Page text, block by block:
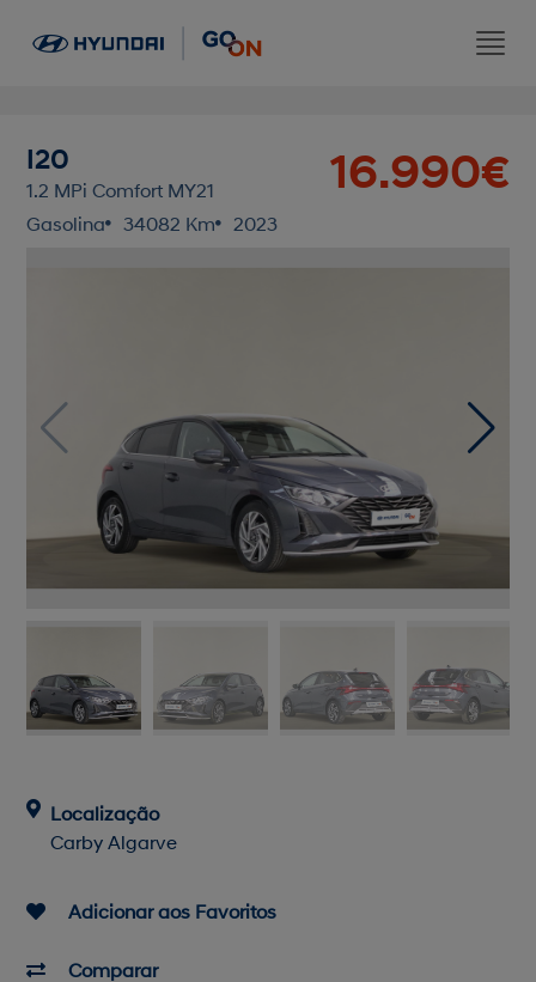
I20
1.2 MPi Comfort MY21 16.990€
Gasolina 34082 Km 2023
Localização
Carby Algarve
Adicionar aos Favoritos
Comparar